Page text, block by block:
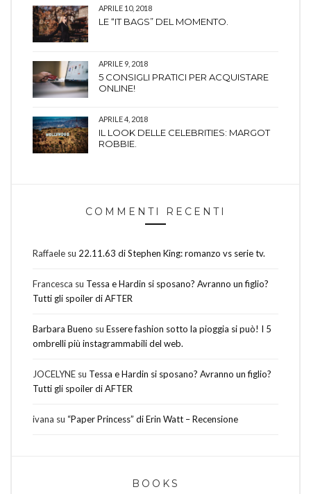
APRILE 10, 2018
LE “IT BAGS” DEL MOMENTO.
APRILE 9, 2018
5 CONSIGLI PRATICI PER ACQUISTARE
ONLINE!
APRILE 4, 2018
IL LOOK DELLE CELEBRITIES: MARGOT
ROBBIE.
COMMENTI RECENTI
Raffaele su 22.11.63 di Stephen King: romanzo vs serie tv.
Francesca su Tessa e Hardin si sposano? Avranno un figlio?
Tutti gli spoiler di AFTER
Barbara Bueno su Essere fashion sotto la pioggia si può! I 5
ombrelli più instagrammabili del web.
JOCELYNE su Tessa e Hardin si sposano? Avranno un figlio?
Tutti gli spoiler di AFTER
ivana su “Paper Princess” di Erin Watt – Recensione
BOOKS